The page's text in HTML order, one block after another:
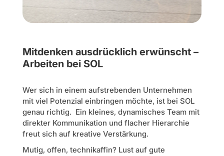
Mitdenken ausdrücklich erwünscht –
Arbeiten bei SOL
Wer sich in einem aufstrebenden Unternehmen
mit viel Potenzial einbringen möchte, ist bei SOL
genau richtig. Ein kleines, dynamisches Team mit
direkter Kommunikation und flacher Hierarchie
freut sich auf kreative Verstärkung.
Mutig, offen, technikaffin? Lust auf gute